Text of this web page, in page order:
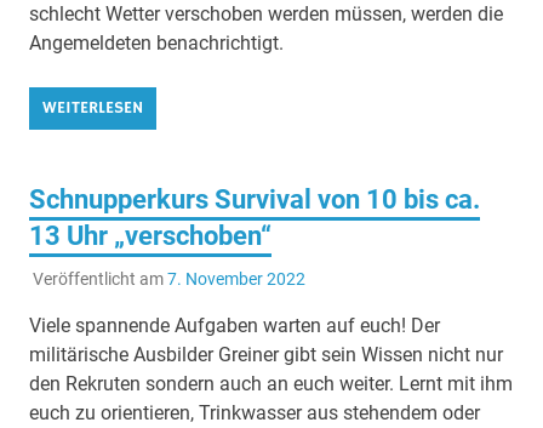
schlecht Wetter verschoben werden müssen, werden die
Angemeldeten benachrichtigt.
WEITERLESEN
Schnupperkurs Survival von 10 bis ca.
13 Uhr „verschoben“
Veröffentlicht am7. November 2022
Viele spannende Aufgaben warten auf euch! Der
militärische Ausbilder Greiner gibt sein Wissen nicht nur
den Rekruten sondern auch an euch weiter. Lernt mit ihm
euch zu orientieren, Trinkwasser aus stehendem oder